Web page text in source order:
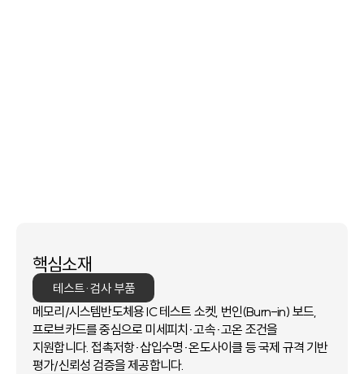
핵심소재
테스트·검사 부품
메모리/시스템반도체용 IC 테스트 소켓, 번인(Burn-in) 보드,
프로브카드를 중심으로 미세피치·고속·고온 조건을
지원합니다. 접촉저항·삽입수명·온도사이클 등 국제 규격 기반
평가/신뢰성 검증을 제공합니다.